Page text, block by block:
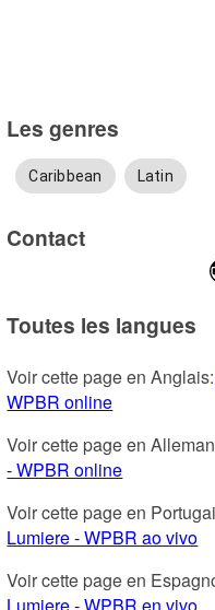
Les genres
Caribbean Latin
Contact
Toutes les langues
Voir cette page en Anglais:
WPBR online
Voir cette page en
- WPBR online
Voir cette page en
Lumiere - WPBR ao vivo
Voir cette page en
Lumiere - WPBR en vivo